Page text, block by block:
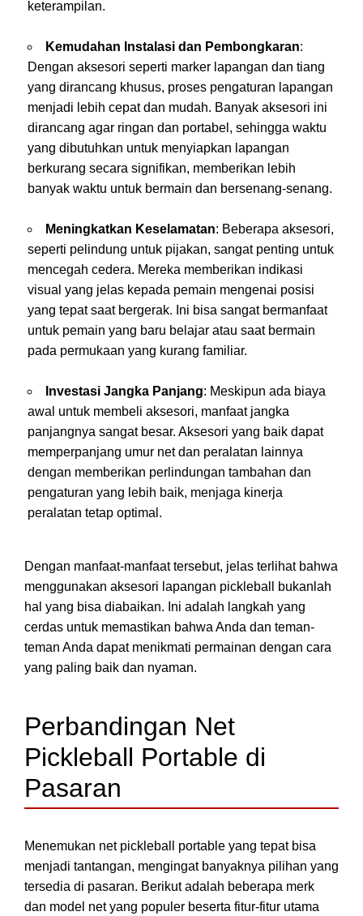
keterampilan.
Kemudahan Instalasi dan Pembongkaran:
Dengan aksesori seperti marker lapangan dan tiang
yang dirancang khusus, proses pengaturan lapangan
menjadi lebih cepat dan mudah. Banyak aksesori ini
dirancang agar ringan dan portabel, sehingga waktu
yang dibutuhkan untuk menyiapkan lapangan
berkurang secara signifikan, memberikan lebih
banyak waktu untuk bermain dan bersenang-senang.
Meningkatkan Keselamatan: Beberapa aksesori,
seperti pelindung untuk pijakan, sangat penting untuk
mencegah cedera. Mereka memberikan indikasi
visual yang jelas kepada pemain mengenai posisi
yang tepat saat bergerak. Ini bisa sangat bermanfaat
untuk pemain yang baru belajar atau saat bermain
pada permukaan yang kurang familiar.
Investasi Jangka Panjang: Meskipun ada biaya
awal untuk membeli aksesori, manfaat jangka
panjangnya sangat besar. Aksesori yang baik dapat
memperpanjang umur net dan peralatan lainnya
dengan memberikan perlindungan tambahan dan
pengaturan yang lebih baik, menjaga kinerja
peralatan tetap optimal.
Dengan manfaat-manfaat tersebut, jelas terlihat bahwa
menggunakan aksesori lapangan pickleball bukanlah
hal yang bisa diabaikan. Ini adalah langkah yang
cerdas untuk memastikan bahwa Anda dan teman-
teman Anda dapat menikmati permainan dengan cara
yang paling baik dan nyaman.
Perbandingan Net
Pickleball Portable di
Pasaran
Menemukan net pickleball portable yang tepat bisa
menjadi tantangan, mengingat banyaknya pilihan yang
tersedia di pasaran. Berikut adalah beberapa merk
dan model net yang populer beserta fitur-fitur utama